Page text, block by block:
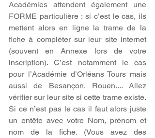
Académies attendent également une
FORME particulière : si c’est le cas, ils
mettent alors en ligne la trame de la
fiche à compléter sur leur site internet
(souvent en Annexe lors de votre
inscription). C’est notamment le cas
pour l’Académie d’Orléans Tours mais
aussi de Besançon, Rouen.... Allez
vérifier sur leur site si cette trame existe.
Si ce n’est pas le cas il faut alors juste
un entête avec votre Nom, prénom et
nom de la fiche. (Vous avez des